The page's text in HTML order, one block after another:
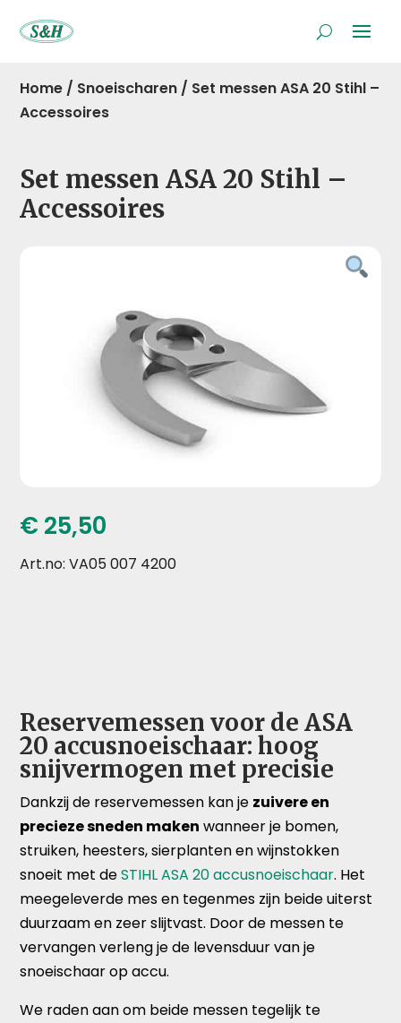
Home / Snoeischaren / Set messen ASA 20 Stihl –
Accessoires
Set messen ASA 20 Stihl –
Accessoires
€ 25,50
Art.no: VA05 007 4200
Reservemessen voor de ASA
20 accusnoeischaar: hoog
snijvermogen met precisie
Dankzij de reservemessen kan je zuivere en
precieze sneden maken wanneer je bomen,
struiken, heesters, sierplanten en wijnstokken
snoeit met deSTIHL ASA 20 accusnoeischaar. Het
meegeleverde mes en tegenmes zijn beide uiterst
duurzaam en zeer slijtvast. Door de messen te
vervangen verleng je de levensduur van je
snoeischaar op accu.
We raden aan om beide messen tegelijk te